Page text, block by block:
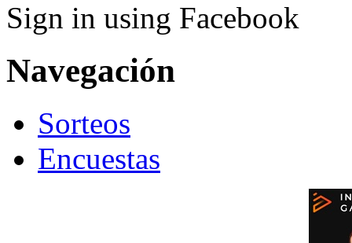
Sign in using Facebook
Navegación
Sorteos
Encuestas